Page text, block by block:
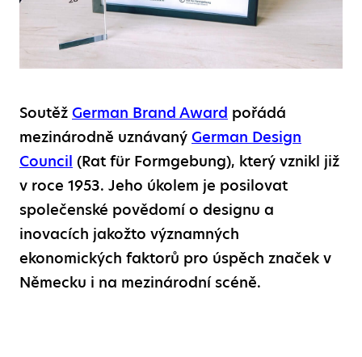
Soutěž German Brand Award pořádá
mezinárodně uznávaný German Design
Council (Rat für Formgebung), který vznikl již
v roce 1953. Jeho úkolem je posilovat
společenské povědomí o designu a
inovacích jakožto významných
ekonomických faktorů pro úspěch značek v
Německu i na mezinárodní scéně.